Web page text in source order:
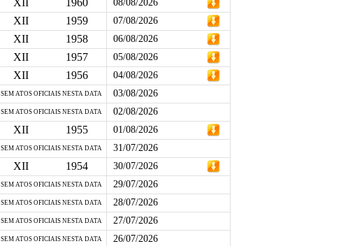
XII
1960 08/08/2026
XII 1959 07/08/2026
XII 1958 06/08/2026
XII 1957 05/08/2026
XII 1956 04/08/2026
SEM ATOS OFICIAIS NESTA DATA 03/08/2026
SEM ATOS OFICIAIS NESTA DATA 02/08/2026
XII 1955 01/08/2026
SEM ATOS OFICIAIS NESTA DATA 31/07/2026
XII 1954 30/07/2026
SEM ATOS OFICIAIS NESTA DATA 29/07/2026
SEM ATOS OFICIAIS NESTA DATA 28/07/2026
SEM ATOS OFICIAIS NESTA DATA 27/07/2026
SEM ATOS OFICIAIS NESTA DATA 26/07/2026